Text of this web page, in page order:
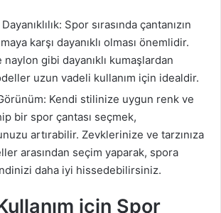
Spor sırasında çantanızın
karşı dayanıklı olması önemlidir.
gibi dayanıklı kumaşlardan
uzun vadeli kullanım için idealdir.
Kendi stilinize uygun renk ve
bir spor çantası seçmek,
artırabilir. Zevklerinize ve tarzınıza
arasından seçim yaparak, spora
daha iyi hissedebilirsiniz.
için Spor